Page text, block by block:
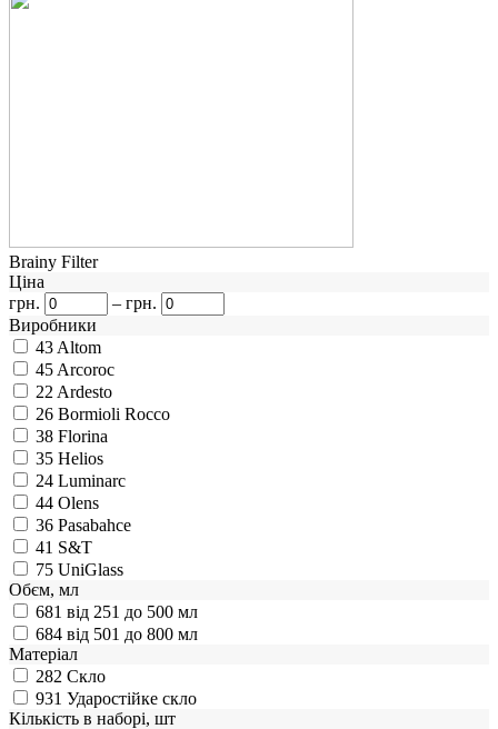
Brainy Filter
Ціна
грн.
– грн.
Виробники
43 Altom
45 Arcoroc
22 Ardesto
26 Bormioli Rocco
38 Florina
35 Helios
24 Luminarc
44 Olens
36 Pasabahce
41 S&T
75 UniGlass
Обєм, мл
681 від 251 до 500 мл
684 від 501 до 800 мл
Матеріал
282 Скло
931 Ударостійке скло
Кількість в наборі, шт